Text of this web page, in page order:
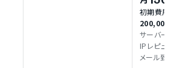
企業へお
い。 ■概要 月間配信数：無
制限 カス
初期費用
200,000
サーバー
IPレピュ
メール到